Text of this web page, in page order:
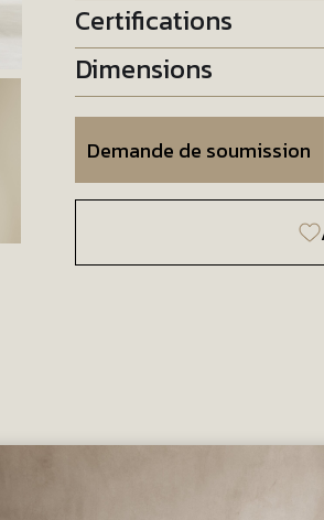
Certifications
Dimensions
Demande de soumission